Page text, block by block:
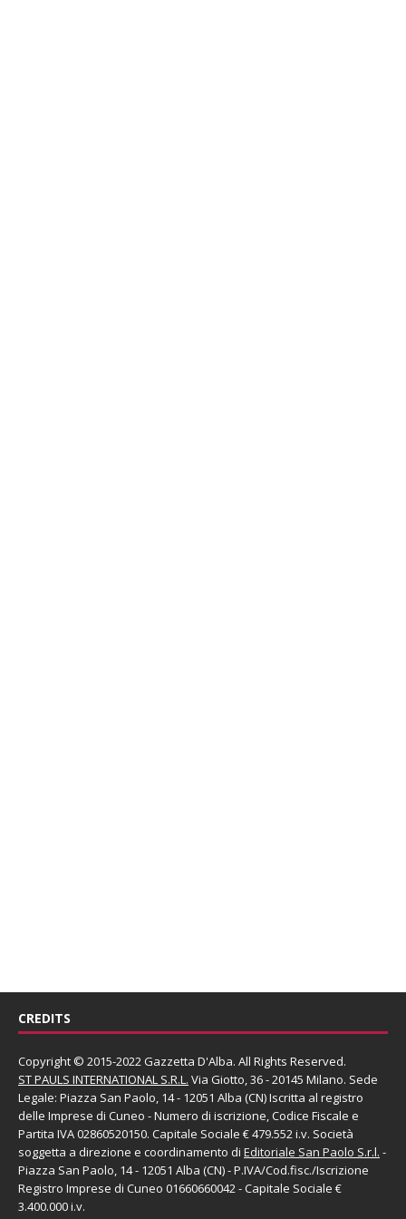
CREDITS
Copyright © 2015-2022 Gazzetta D'Alba. All Rights Reserved.
ST PAULS INTERNATIONAL S.R.L. Via Giotto, 36 - 20145 Milano. Sede
Legale: Piazza San Paolo, 14 - 12051 Alba (CN) Iscritta al registro
delle Imprese di Cuneo - Numero di iscrizione, Codice Fiscale e
Partita IVA 02860520150. Capitale Sociale € 479.552 i.v. Società
soggetta a direzione e coordinamento di Editoriale San Paolo S.r.l. -
Piazza San Paolo, 14 - 12051 Alba (CN) - P.IVA/Cod.fisc./Iscrizione
Registro Imprese di Cuneo 01660660042 - Capitale Sociale €
3.400.000 i.v.